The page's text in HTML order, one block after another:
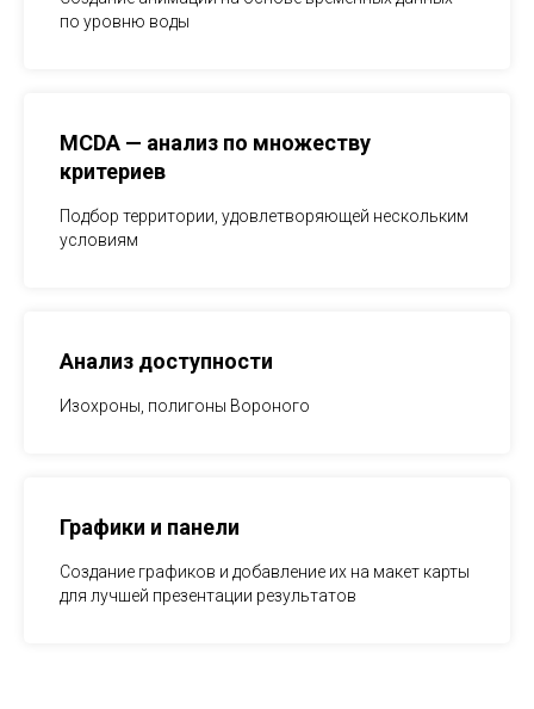
по уровню воды
MCDA — анализ по множеству
критериев
Подбор территории, удовлетворяющей нескольким
условиям
Анализ доступности
Изохроны, полигоны Вороного
Графики и панели
Создание графиков и добавление их на макет карты
для лучшей презентации результатов